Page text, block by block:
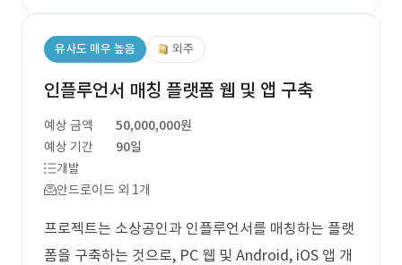
유사도 매우 높음 외주
인플루언서 매칭 플랫폼 웹 및 앱 구축
예상 금액
50,000,000원
예상 기간
90일
개발
안드로이드 외 1개
프로젝트는 소상공인과 인플루언서를 매칭하는 플랫
폼을 구축하는 것으로, PC 웹 및 Android, iOS 앱 개